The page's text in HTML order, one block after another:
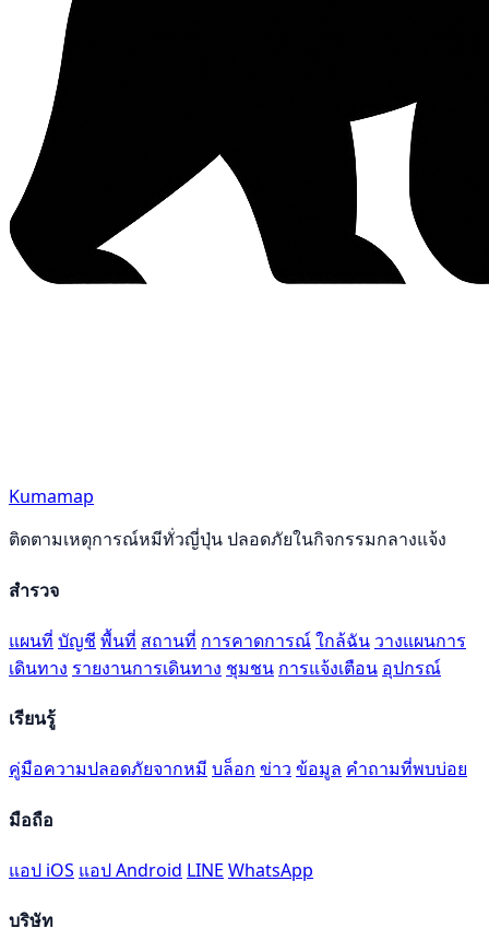
Kumamap
ติดตามเหตุการณ์หมีทั่วญี่ปุ่น ปลอดภัยในกิจกรรมกลางแจ้ง
สำรวจ
แผนที่ บัญชี พื้นที่ สถานที่ การคาดการณ์ใกล้ฉัน วางแผนการ
เดินทาง รายงานการเดินทาง ชุมชน การแจ้งเตือน อุปกรณ์
เรียนรู้
คู่มือความปลอดภัยจากหมี บล็อก ข่าว ข้อมูล คำถามที่พบบ่อย
มือถือ
แอป iOS แอป Android LINE WhatsApp
บริษัท